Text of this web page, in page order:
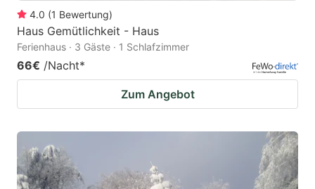
4.0 (1 Bewertung)
Haus Gemütlichkeit - Haus
Ferienhaus · 3 Gäste · 1 Schlafzimmer
66€ /Nacht*
Zum Angebot